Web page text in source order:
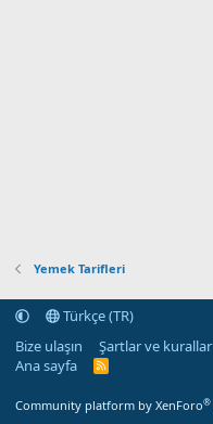
Yemek Tarifleri
Türkçe (TR)
Bize ulaşın
Şartlar ve kurallar
Ana sayfa
R
Community platform by XenForo®